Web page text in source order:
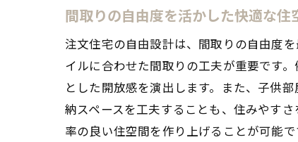
間取りの自由度を活かした快適な住
注文住宅の自由設計は、間取りの自由度
イルに合わせた間取りの工夫が重要です
とした開放感を演出します。また、子供
納スペースを工夫することも、住みやす
率の良い住空間を作り上げることが可能